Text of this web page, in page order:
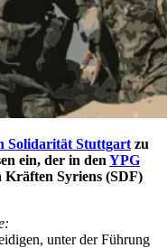
Solidarität Stuttgart zu
ein, der in den YPG
Kräften Syriens (SDF)
unter der Führung